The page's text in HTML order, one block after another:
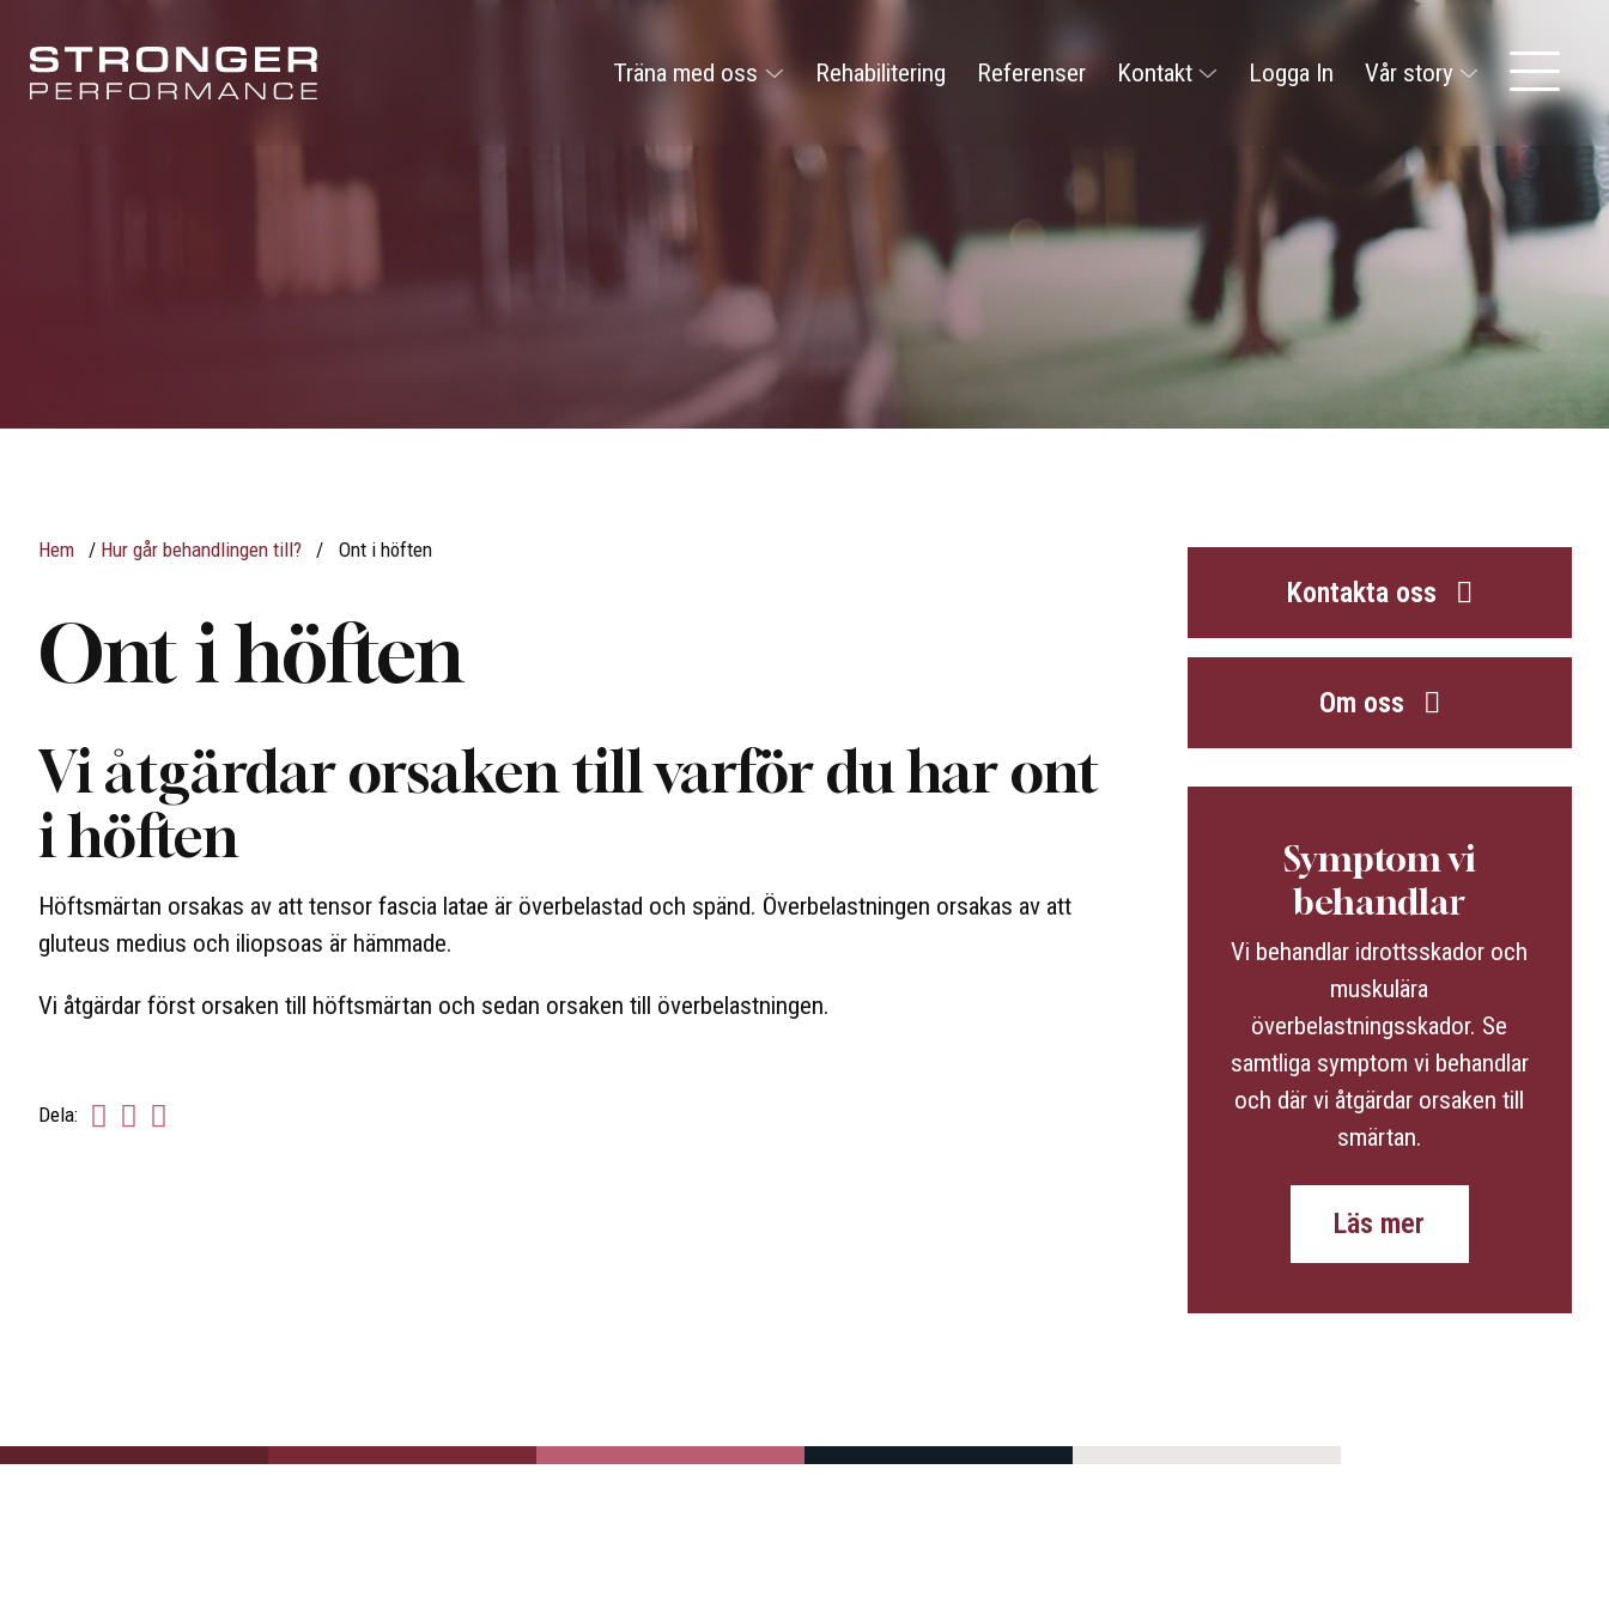
Träna med oss Rehabilitering Referenser Kontakt Logga In Vår story
Hem / Hur går behandlingen till? / Ont i höften
Ont i höften
Vi åtgärdar orsaken till varför du har ont
i höften
Höftsmärtan orsakas av att tensor fascia latae är överbelastad och spänd. Överbelastningen orsakas av att
gluteus medius och iliopsoas är hämmade.
Vi åtgärdar först orsaken till höftsmärtan och sedan orsaken till överbelastningen.
Dela:
Dela Dela
Kontakta oss
Om oss
Symptom vi
behandlar
Vi behandlar idrottsskador och
muskulära
överbelastningsskador. Se
samtliga symptom vi behandlar
och där vi åtgärdar orsaken till
smärtan.
Läs mer